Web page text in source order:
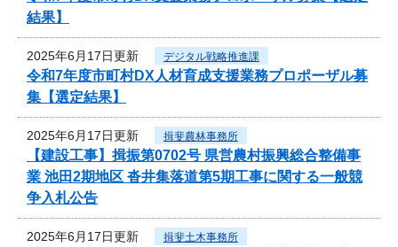
結果】
2025年6月17日更新 デジタル戦略推進課
令和7年度市町村DX人材育成支援業務プロポーザル募
集【選定結果】
2025年6月17日更新 揖斐農林事務所
【建設工事】揖振第0702号 県営農村振興総合整備事
業 池田2期地区 沓井集落道第5期工事に関する一般競
争入札公告
2025年6月17日更新 揖斐土木事務所